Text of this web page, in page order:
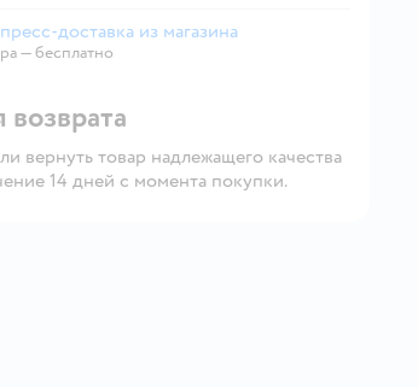
из магазина
доставка из магазина
—бесплатно
возврата
вернуть товар надлежащего качества
14 дней с момента покупки.